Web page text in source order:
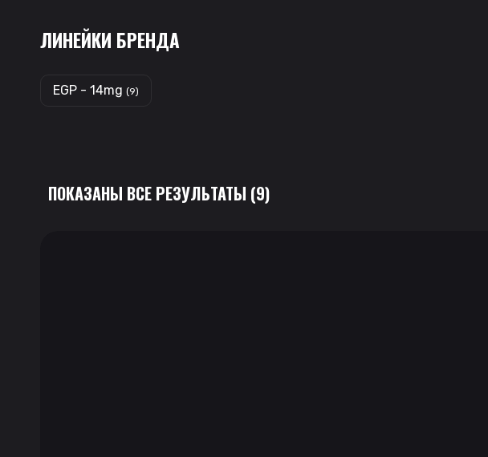
ЛИНЕЙКИ БРЕНДА
EGP - 14mg (9)
ПОКАЗАНЫ ВСЕ РЕЗУЛЬТАТЫ (9)